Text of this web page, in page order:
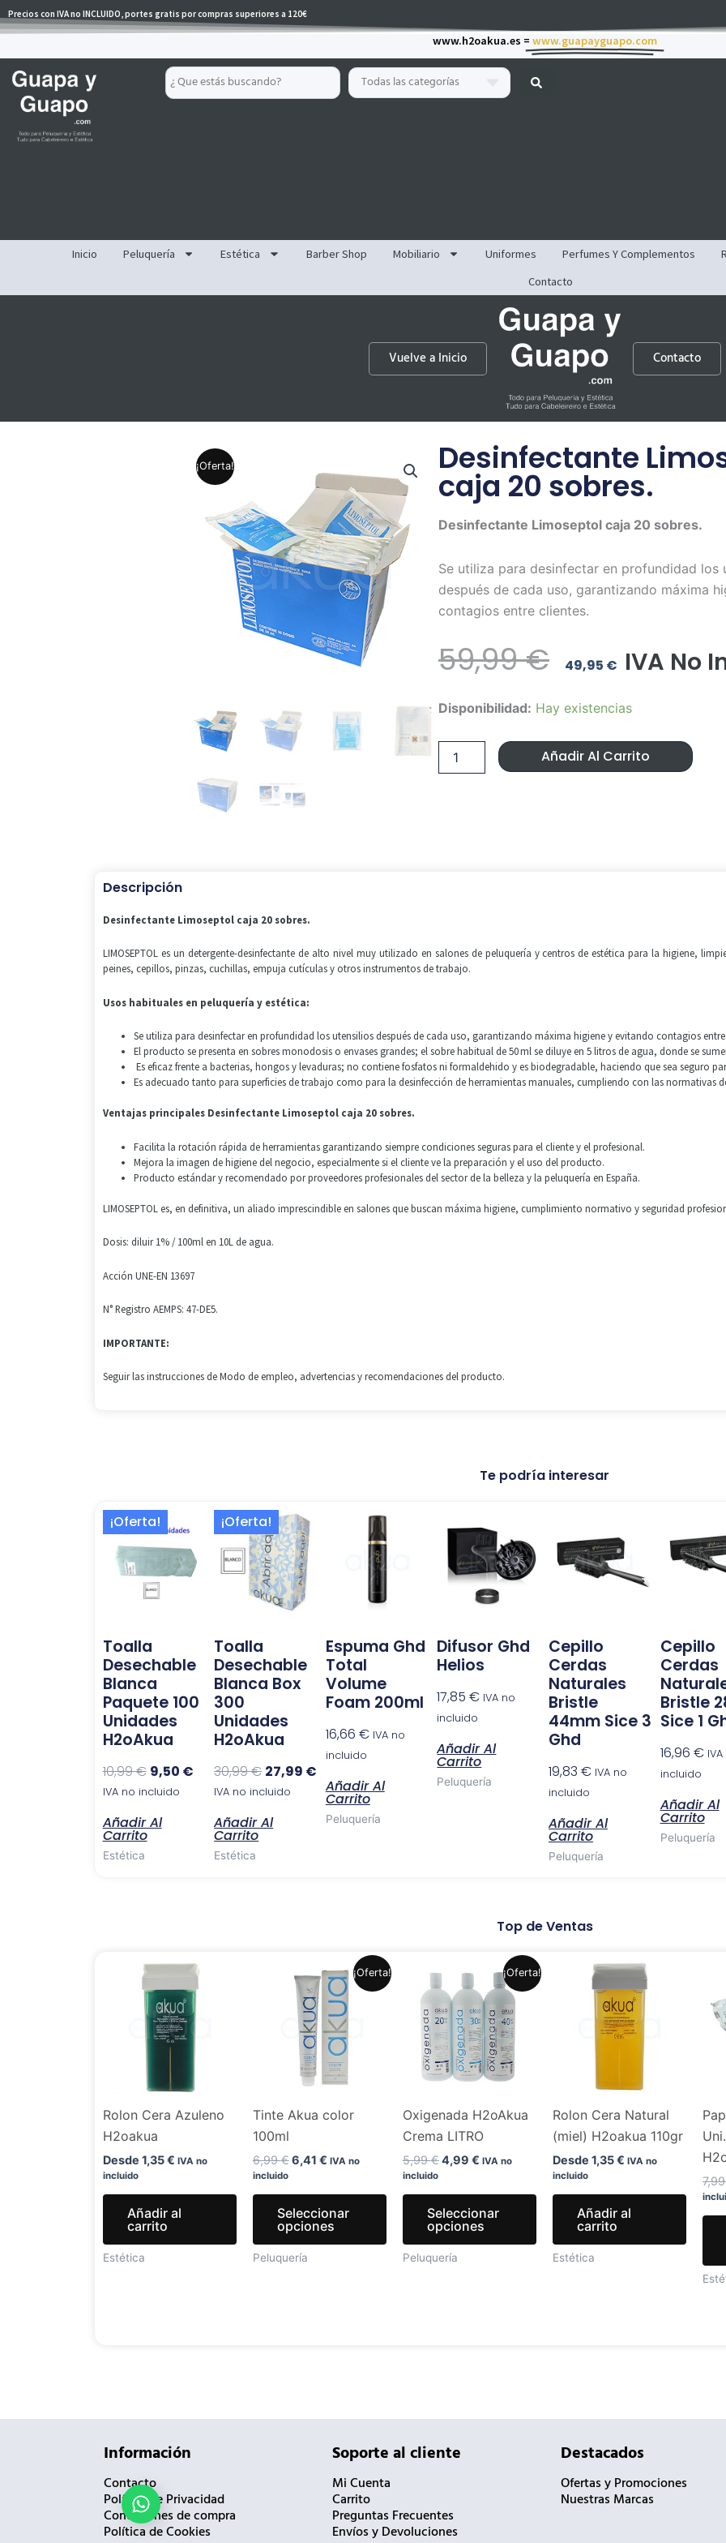
al
Precios con IVA no INCLUIDO, portes gratis por compras superiores a 120€
www.h2oakua.es = www.guapayguapo.com
Search
...
Todas las categorías
Inicio Peluquería Estética Barber Shop Mobiliario Uniformes Perfumes Y Complementos
Contacto
Vuelve a Inicio Contacto
¡Oferta! Desinfectante
caja 20 sobres.
Desinfectante Limoseptol caja 20 sobres.
Se utiliza para desinfectar en profundidad los
después de cada uso, garantizando máxima
contagios entre clientes.
59,99€ El
Original
Era:
59,99 €.
49,95 €El
Actual
Es:
49,95
IVA No
Disponibilidad: Hay existencias
Desinfectante
Limoseptol
Añadir Al Carrito
Descripción
Desinfectante Limoseptol caja 20 sobres.
LIMOSEPTOL es un detergente-desinfectante de alto nivel muy utilizado en salones de peluquería y centros de estética para la higiene,
peines, cepillos, pinzas, cuchillas, empuja cutículas y otros instrumentos de trabajo.
Usos habituales en peluquería y estética:
Se utiliza para desinfectar en profundidad los utensilios después de cada uso, garantizando máxima higiene y evitando contagios
El producto se presenta en sobres monodosis o envases grandes; el sobre habitual de 50 ml se diluye en 5 litros de agua, donde se
Es eficaz frente a bacterias, hongos y levaduras; no contiene fosfatos ni formaldehido y es biodegradable, haciendo que sea seguro
Es adecuado tanto para superficies de trabajo como para la desinfección de herramientas manuales, cumpliendo con las normativas
Ventajas principales Desinfectante Limoseptol caja 20 sobres.
Facilita la rotación rápida de herramientas garantizando siempre condiciones seguras para el cliente y el profesional.
Mejora la imagen de higiene del negocio, especialmente si el cliente ve la preparación y el uso del producto.
Producto estándar y recomendado por proveedores profesionales del sector de la belleza y la peluquería en España.
LIMOSEPTOL es, en definitiva, un aliado imprescindible en salones que buscan máxima higiene, cumplimiento normativo y seguridad
Dosis: diluir 1% / 100ml en 10L de agua.
Acción UNE-EN 13697
N° Registro AEMPS: 47-DE5.
IMPORTANTE:
Seguir las instrucciones de Modo de empleo, advertencias y recomendaciones del producto.
Te podría interesar
¡Oferta!
Toalla
Desechable
Blanca
Paquete 100
Unidades
H2oAkua
10,99€
El
precio
original
era:
10,99 €.
9,50 €
precio
actual
es:
IVA no incluido
Añadir Al
Carrito
Estética
¡Oferta!
Toalla
Desechable
Blanca Box
300
Unidades
H2oAkua
30,99€
El
precio
original
era:
30,99 €.
27,99 €
IVA no incluido
Añadir Al
Carrito
Estética
Espuma Ghd
Total
Volume
Foam 200ml
16,66 € IVA no
incluido
Añadir Al
Carrito
Peluquería
Difusor Ghd
Helios
17,85€ IVA no
incluido
Añadir Al
Carrito
Peluquería
Cepillo
Cerdas
Naturales
Bristle
44mm Sice 3
Ghd
19,83 € IVA no
incluido
Añadir Al
Carrito
Peluquería
Cepillo
Cerdas
Bristle
Sice 1
16,96 €
incluido
Añadir Al
Carrito
Peluquería
Top de Ventas
Rolon Cera Azuleno
H2oakua
Desde 1,35€ IVA no
incluido
Añadir al
carrito
Estética
¡Oferta!
Tinte Akua color
100ml
6,99€
precio
original
era:
6,99 €.
6,41 €
precio
actual
es:
6,41 €.
IVA no
incluido
Seleccionar
opciones
Este
producto
múltiples
variantes.
pueden
elegir
la
de
producto
Peluquería
¡Oferta!
Oxigenada H2oAkua
Crema LITRO
5,99€
precio
original
era:
5,99 €.
4,99 €
precio
actual
es:
4,99 €.
IVA no
incluido
Seleccionar
opciones
Este
producto
pueden
elegir
la
de
producto
Peluquería
Rolon Cera Natural
(miel) H2oakua 110gr
Desde 1,35€ IVA no
incluido
Añadir al
carrito
Estética
Información
Contacto
Política de Privacidad
Condiciones de compra
Política de Cookies
Soporte al cliente
Mi Cuenta
Carrito
Preguntas Frecuentes
Envíos y Devoluciones
Destacados
Ofertas y Promociones
Nuestras Marcas
¿Necesitas ayuda?